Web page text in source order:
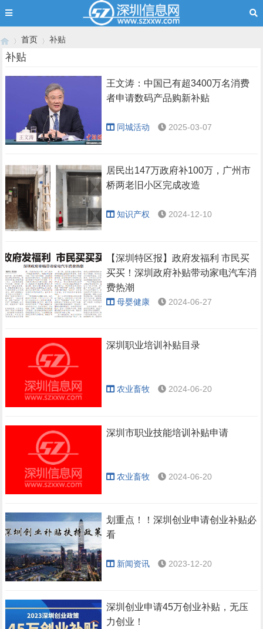
首页 补贴
补贴
王文涛：中国已有超3400万名消费
者申请数码产品购新补贴
同城活动 2025-03-07
居民出147万政府补100万，广州市
桥两老旧小区完成改造
知识产权 2024-12-10
【深圳特区报】政府发福利 市民买
买买！深圳政府补贴带动家电汽车消
费热潮
母婴健康 2024-06-27
深圳职业培训补贴目录
农业畜牧 2024-06-20
深圳市职业技能培训补贴申请
农业畜牧 2024-06-20
划重点！！深圳创业申请创业补贴必
看
新闻资讯 2023-12-20
深圳创业申请45万创业补贴，无压
力创业！